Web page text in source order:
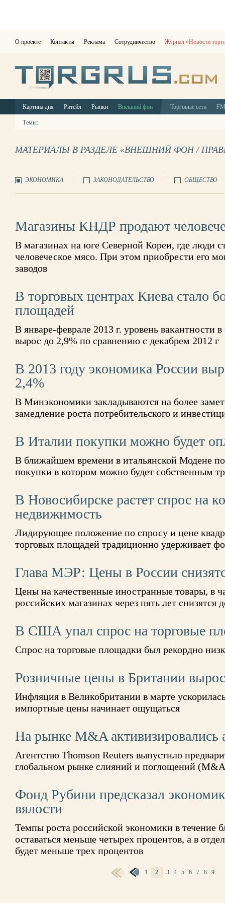
О проекте Контакты Реклама Сотрудничество Журнал «Новости
Картина дня Ритейл Рынки Внешний фон Торговые сети
Темы:
МАТЕРИАЛЫ В РАЗДЕЛЕ «ВНЕШНИЙ ФОН /
ЭКОНОМИКА ЗАКОНОДАТЕЛЬСТВО ОБЩЕСТВО
Магазины КНДР продают
В магазинах на юге Северной Кореи, где люди
человеческое мясо. При этом приобрести его
заводов
В торговых центрах Киева стало
площадей
В январе-феврале 2013 г. уровень вакантности
вырос до 2,9% по сравнению с декабрем 2012 г
В 2013 году экономика России
2,4%
В Минэкономики закладываются на более
замедление роста потребительского и
В Италии покупки можно будет
В ближайшем времени в итальянской Модене
покупки в котором можно будет собственным
В Новосибирске растет спрос на
недвижимость
Лидирующее положение по спросу и цене
торговых площадей традиционно удерживает
Глава МЭР: Цены в России
Цены на качественные иностранные товары, в
российских магазинах через пять лет снизятся
В США упал спрос на торговые
Спрос на торговые площадки был рекордно
Розничные цены в Британии
Инфляция в Великобритании в марте
импортные цены начинает ощущаться
На рынке M&A активизировались
Агентство Thomson Reuters выпустило
глобальном рынке слияний и поглощений
Фонд Рубини предсказал
вялости
Темпы роста российской экономики в течение
оставаться меньше четырех процентов, а в
будет меньше трех процентов
1 2 3 4 5 6 7 8 9